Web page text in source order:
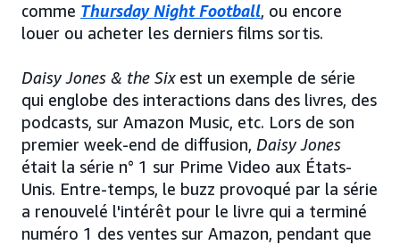
comme Thursday Night Football, ou encore
louer ou acheter les derniers films sortis.
Daisy Jones & the Sixest un exemple de série
qui englobe des interactions dans des livres, des
podcasts, sur Amazon Music, etc. Lors de son
premier week-end de diffusion, Daisy Jones
était la série n° 1 sur Prime Video aux États-
Unis. Entre-temps, le buzz provoqué par la série
a renouvelé l'intérêt pour le livre qui a terminé
numéro 1 des ventes sur Amazon, pendant que